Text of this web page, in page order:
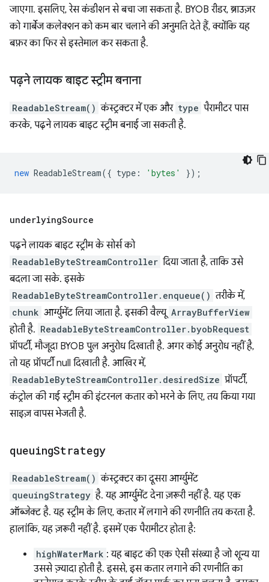
जाएगा. इसलिए, रेस कंडीशन से बचा जा सकता है. BYOB रीडर, ब्राउज़र
को गार्बेज कलेक्शन को कम बार चलाने की अनुमति देते हैं, क्योंकि यह
बफ़र का फिर से इस्तेमाल कर सकता है.
पढ़ने लायक बाइट स्ट्रीम बनाना
ReadableStream() कंस्ट्रक्टर में एक और type पैरामीटर पास
करके, पढ़ने लायक बाइट स्ट्रीम बनाई जा सकती है.
new ReadableStream({ type : 'bytes' });
underlyingSource
पढ़ने लायक बाइट स्ट्रीम के सोर्स को
ReadableByteStreamController दिया जाता है, ताकि उसे
बदला जा सके. इसके
ReadableByteStreamController.enqueue() तरीके में,
chunk आर्ग्युमेंट लिया जाता है. इसकी वैल्यू ArrayBufferView
होती है. ReadableByteStreamController.byobRequest
प्रॉपर्टी, मौजूदा BYOB पुल अनुरोध दिखाती है. अगर कोई अनुरोध नहीं है,
तो यह प्रॉपर्टी null दिखाती है. आखिर में,
ReadableByteStreamController.desiredSize प्रॉपर्टी,
कंट्रोल की गई स्ट्रीम की इंटरनल कतार को भरने के लिए, तय किया गया
साइज़ वापस भेजती है.
queuingStrategy
ReadableStream() कंस्ट्रक्टर का दूसरा आर्ग्युमेंट
queuingStrategy है. यह आर्ग्युमेंट देना ज़रूरी नहीं है. यह एक
ऑब्जेक्ट है. यह स्ट्रीम के लिए, कतार में लगाने की रणनीति तय करता है.
हालांकि, यह ज़रूरी नहीं है. इसमें एक पैरामीटर होता है:
highWaterMark : यह बाइट की एक ऐसी संख्या है जो शून्य या
उससे ज़्यादा होती है. इससे, इस कतार लगाने की रणनीति का